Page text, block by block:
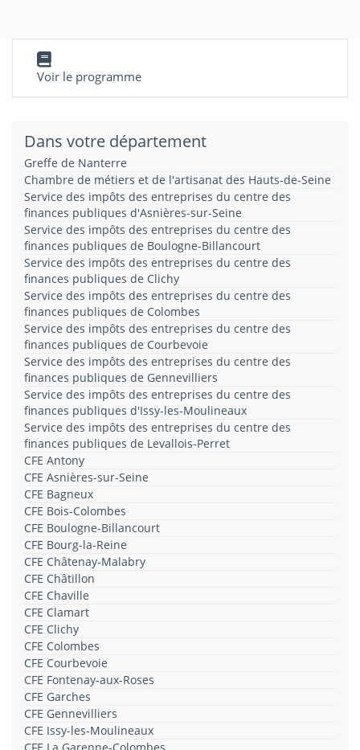
Voir le programme
Dans votre département
Greffe de Nanterre
Chambre de métiers et de l'artisanat des Hauts-de-Seine
Service des impôts des entreprises du centre des
finances publiques d'Asnières-sur-Seine
Service des impôts des entreprises du centre des
finances publiques de Boulogne-Billancourt
Service des impôts des entreprises du centre des
finances publiques de Clichy
Service des impôts des entreprises du centre des
finances publiques de Colombes
Service des impôts des entreprises du centre des
finances publiques de Courbevoie
Service des impôts des entreprises du centre des
finances publiques de Gennevilliers
Service des impôts des entreprises du centre des
finances publiques d'Issy-les-Moulineaux
Service des impôts des entreprises du centre des
finances publiques de Levallois-Perret
CFE Antony
CFE Asnières-sur-Seine
CFE Bagneux
CFE Bois-Colombes
CFE Boulogne-Billancourt
CFE Bourg-la-Reine
CFE Châtenay-Malabry
CFE Châtillon
CFE Chaville
CFE Clamart
CFE Clichy
CFE Colombes
CFE Courbevoie
CFE Fontenay-aux-Roses
CFE Garches
CFE Gennevilliers
CFE Issy-les-Moulineaux